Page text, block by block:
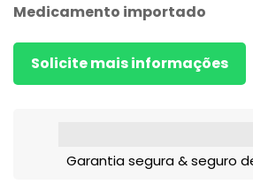
Medicamento importado
Solicite mais informações
Garantia segura & seguro